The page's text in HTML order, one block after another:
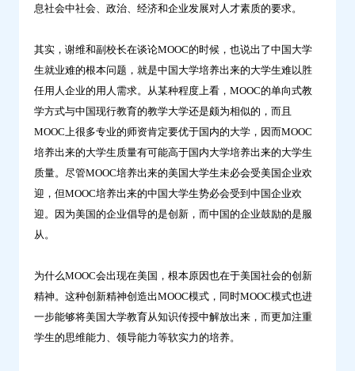
息社会中社会、政治、经济和企业发展对人才素质的要求。
其实，谢维和副校长在谈论MOOC的时候，也说出了中国大学
生就业难的根本问题，就是中国大学培养出来的大学生难以胜
任用人企业的用人需求。从某种程度上看，MOOC的单向式教
学方式与中国现行教育的教学大学还是颇为相似的，而且
MOOC上很多专业的师资肯定要优于国内的大学，因而MOOC
培养出来的大学生质量有可能高于国内大学培养出来的大学生
质量。尽管MOOC培养出来的美国大学生未必会受美国企业欢
迎，但MOOC培养出来的中国大学生势必会受到中国企业欢
迎。因为美国的企业倡导的是创新，而中国的企业鼓励的是服
从。
为什么MOOC会出现在美国，根本原因也在于美国社会的创新
精神。这种创新精神创造出MOOC模式，同时MOOC模式也进
一步能够将美国大学教育从知识传授中解放出来，而更加注重
学生的思维能力、领导能力等软实力的培养。